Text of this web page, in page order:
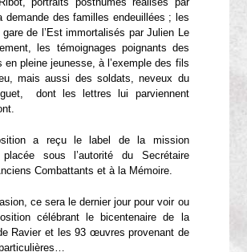
demande des familles endeuillées ; les
de l’Est immortalisés par Julien Le
les témoignages poignants des
en pleine jeunesse, à l’exemple des fils
mais aussi des soldats, neveux du
dont les lettres lui parviennent
a reçu le label de la mission
placée sous l’autorité du Secrétaire
Combattants et à la Mémoire.
ce sera le dernier jour pour voir ou
célébrant le bicentenaire de la
Ravier et les 93 œuvres provenant de